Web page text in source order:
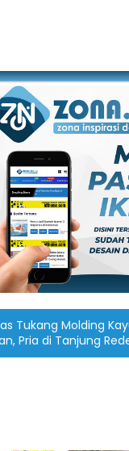
Tukang Molding
Pria di Tanjung